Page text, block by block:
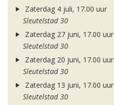
Zaterdag 4 juli, 17.00 uur
Sleutelstad 30
Zaterdag 27 juni, 17.00 uur
Sleutelstad 30
Zaterdag 20 juni, 17.00 uur
Sleutelstad 30
Zaterdag 13 juni, 17.00 uur
Sleutelstad 30